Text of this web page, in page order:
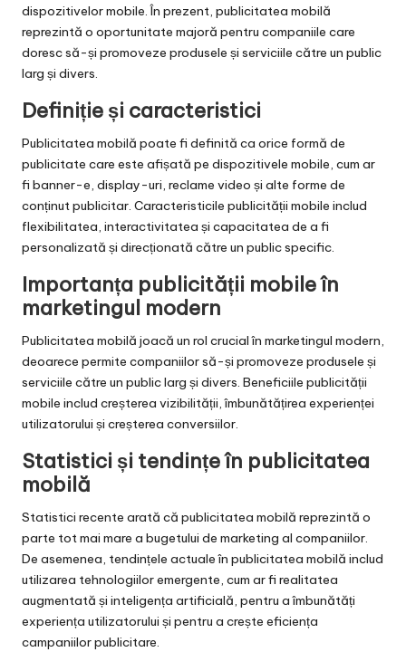
dispozitivelor mobile. În prezent, publicitatea mobilă
reprezintă o oportunitate majoră pentru companiile care
doresc să-și promoveze produsele și serviciile către un public
larg și divers.
Definiție și caracteristici
Publicitatea mobilă poate fi definită ca orice formă de
publicitate care este afișată pe dispozitivele mobile, cum ar
fi banner-e, display-uri, reclame video și alte forme de
conținut publicitar. Caracteristicile publicității mobile includ
flexibilitatea, interactivitatea și capacitatea de a fi
personalizată și direcționată către un public specific.
Importanța publicității mobile în
marketingul modern
Publicitatea mobilă joacă un rol crucial în marketingul modern,
deoarece permite companiilor să-și promoveze produsele și
serviciile către un public larg și divers. Beneficiile publicității
mobile includ creșterea vizibilității, îmbunătățirea experienței
utilizatorului și creșterea conversiilor.
Statistici și tendințe în publicitatea
mobilă
Statistici recente arată că publicitatea mobilă reprezintă o
parte tot mai mare a bugetului de marketing al companiilor.
De asemenea, tendințele actuale în publicitatea mobilă includ
utilizarea tehnologiilor emergente, cum ar fi realitatea
augmentată și inteligența artificială, pentru a îmbunătăți
experiența utilizatorului și pentru a crește eficiența
campaniilor publicitare.